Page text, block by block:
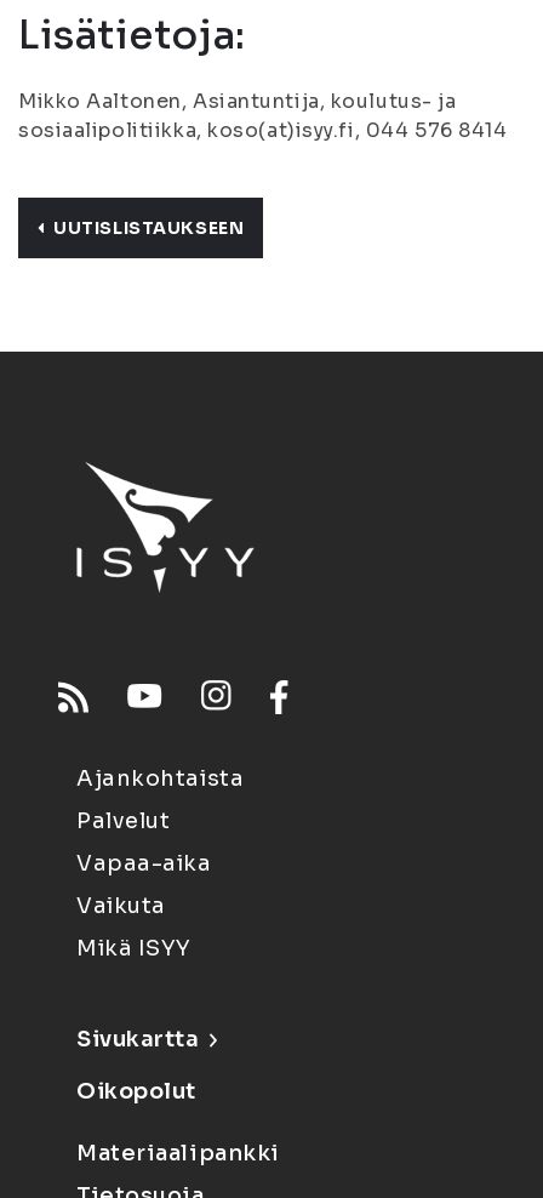
Lisätietoja:
Mikko Aaltonen, Asiantuntija, koulutus- ja
sosiaalipolitiikka, koso(at)isyy.fi, 044 576 8414
UUTISLISTAUKSEEN
Ajankohtaista
Palvelut
Vapaa-aika
Vaikuta
Mikä ISYY
Sivukartta
Oikopolut
Materiaalipankki